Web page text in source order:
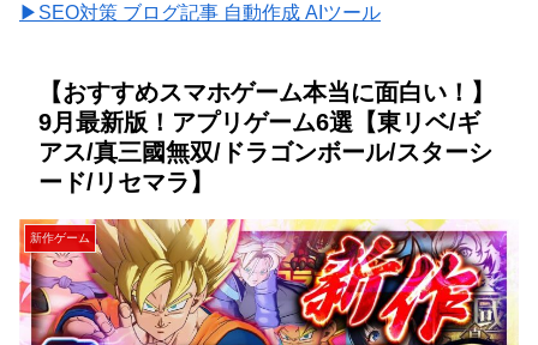
▶SEO対策 ブログ記事 自動作成 AIツール
【おすすめスマホゲーム本当に面白い！】
9月最新版！アプリゲーム6選【東リベ/ギ
アス/真三國無双/ドラゴンボール/スターシ
ード/リセマラ】
新作ゲーム